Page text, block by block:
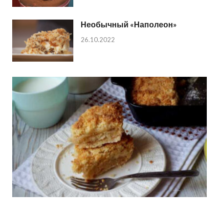
Необычный «Наполеон»
26.10.2022